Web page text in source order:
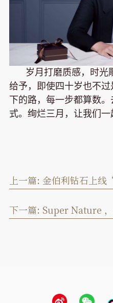
岁月打磨质感，时光
给予，即使四十岁也不
下的路，每一步都算数
式。绚烂三月，让我们一
上一篇: 金伯利钻石上线“奇遇
下一篇: Super Nature